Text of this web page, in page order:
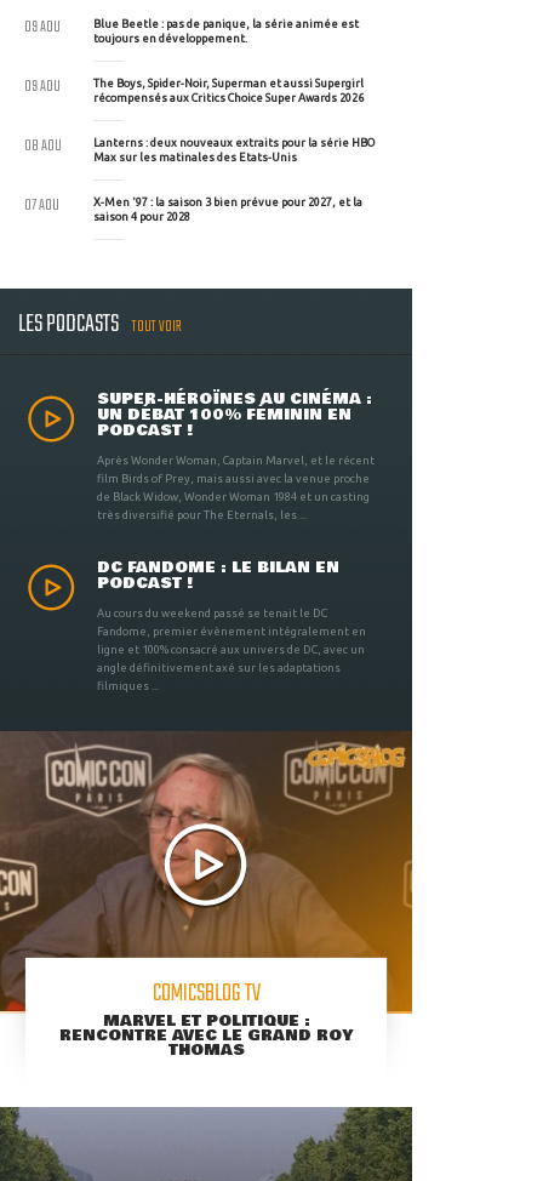
Blue Beetle : pas de panique, la série animée est
toujours en développement.
09 AOU
The Boys, Spider-Noir, Superman et aussi Supergirl
récompensés aux Critics Choice Super Awards 2026
09 AOU
Lanterns : deux nouveaux extraits pour la série HBO
Max sur les matinales des Etats-Unis
08 AOU
X-Men '97 : la saison 3 bien prévue pour 2027, et la
saison 4 pour 2028
07 AOU
LES PODCASTS TOUT VOIR
SUPER-HÉROÏNES AU CINÉMA :
UN DÉBAT 100% FÉMININ EN
PODCAST !
Après Wonder Woman, Captain Marvel, et le récent
film Birds of Prey, mais aussi avec la venue proche
de Black Widow, Wonder Woman 1984 et un casting
très diversifié pour The Eternals, les ...
DC FANDOME : LE BILAN EN
PODCAST !
Au cours du weekend passé se tenait le DC
Fandome, premier évènement intégralement en
ligne et 100% consacré aux univers de DC, avec un
angle définitivement axé sur les adaptations
filmiques ...
COMICSBLOG TV
MARVEL ET POLITIQUE :
RENCONTRE AVEC LE GRAND ROY
THOMAS